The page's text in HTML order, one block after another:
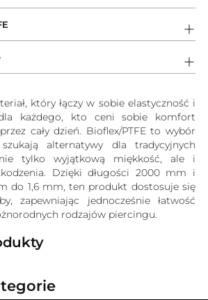
który łączy w sobie elastyczność i
każdego, kto ceni sobie komfort
cały dzień. Bioflex/PTFE to wybór
alternatywy dla tradycyjnych
tylko wyjątkową miękkość, ale i
Dzięki długości 2000 mm i
do 1,6 mm, ten produkt dostosuje się
zapewniając jednocześnie łatwość
rodzajów piercingu.